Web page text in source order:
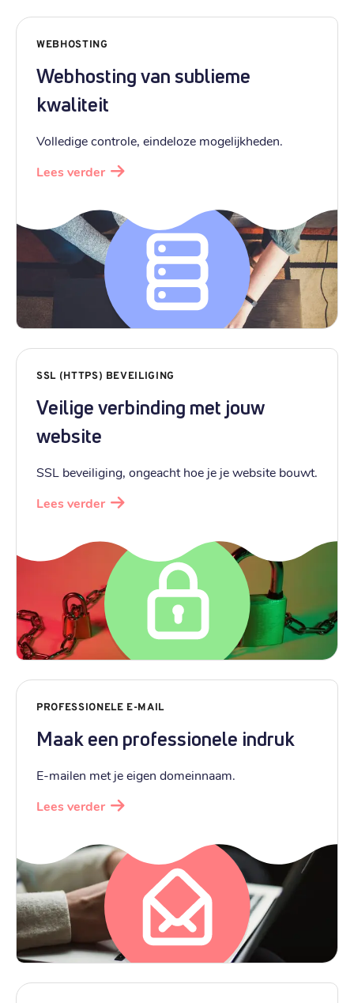
€ 11,69
Verlengen: € 17,59
biz
Registratie: € 13,39
Verhuizen: € 13,39
Verlengen € 20,09
Registratie: € 15,79
Verhuizen € 15,79
Verlengen € 23,79
se
Registratie: € 16,19
€ 23,19
website
Registratie € 16,59
: € 24,99
email
Registratie: € 19,89
Verhuizen: € 19,89
€ 29,89
tv
Registratie: € 20,59
Verhuizen: € 20,59
Verlengen: € 30,89
Registratie € 23,19
Verhuizen: € 23,19
Verlengen: € 34,79
.mobi
WEBHOSTING
Webhosting van sublieme
kwaliteit
Volledige controle, eindeloze mogelijkheden.
Lees verder
SSL (HTTPS) BEVEILIGING
Veilige verbinding met jouw
website
SSL beveiliging, ongeacht hoe je je website bouwt.
Lees verder
PROFESSIONELE E-MAIL
Maak een professionele indruk
E-mailen met je eigen domeinnaam.
Lees verder